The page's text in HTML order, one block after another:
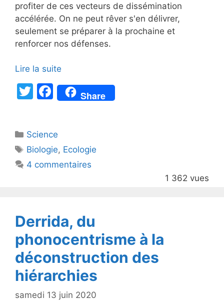
profiter de ces vecteurs de dissémination
accélérée. On ne peut rêver s'en délivrer,
seulement se préparer à la prochaine et
renforcer nos défenses.
Lire la suite
T
er
F
a
e
b
o
Share
Catégories
Science
Étiquettes
Biologie, Ecologie
4 commentaires
1 362 vues
Derrida, du
phonocentrisme à la
déconstruction des
hiérarchies
samedi 13 juin 2020